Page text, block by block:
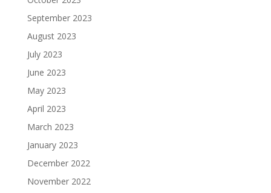
September 2023
August 2023
July 2023
June 2023
May 2023
April 2023
March 2023
January 2023
December 2022
November 2022